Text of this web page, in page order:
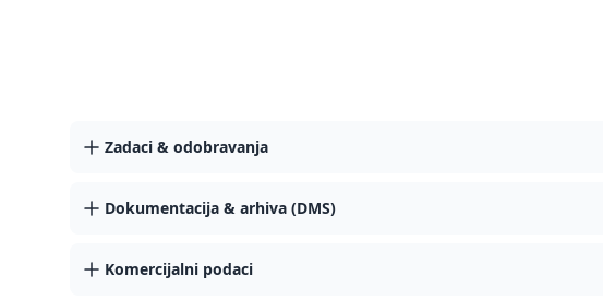
Zadaci & odobravanja
Dokumentacija & arhiva (DMS)
Komercijalni podaci